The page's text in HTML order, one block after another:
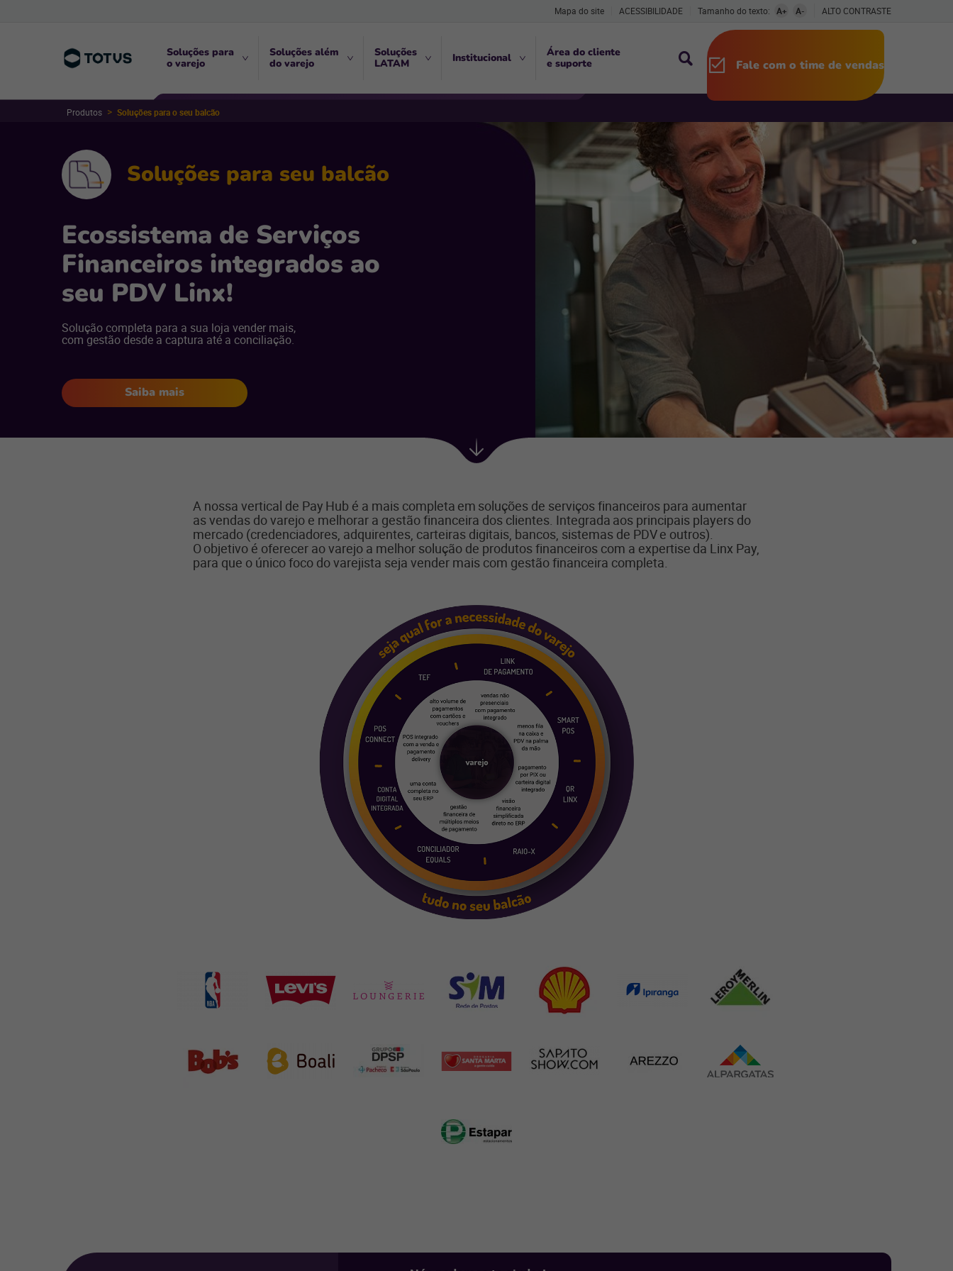
Mapa do site ACESSIBILIDADE Tamanho do texto: A+ A- ALTO CONTRASTE
Soluções para
o varejo
Soluções além
do varejo
Soluções
LATAM
Institucional
Área do cliente
e suporte
Fale com o time de vendas
Produtos Soluções para o seu balcão
Soluções para seu balcão
Ecossistema de Serviços
Financeiros integrados ao
seu PDV Linx!
Soluçãocompleta para a sua loja vender mais,
com gestão desde a captura até a conciliação.
Saiba mais
A nossa vertical de Pay Hub é a mais completa em soluções de serviços financeiros para aumentar
as vendas do varejo e melhorar a gestão financeira dos clientes. Integrada aos principais players do
mercado (credenciadores, adquirentes, carteiras digitais, bancos, sistemas de PDV e outros).
O objetivo é oferecer ao varejo a melhor solução de produtos financeiros com a expertise da Linx Pay,
para que o único foco do varejista seja vender mais com gestão financeira completa.
Próxima